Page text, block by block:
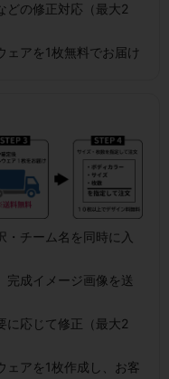
どの修正対応（最大2
ェアを1枚無料でお届け
・チーム名を同時に入
完成イメージ画像を送
に応じて修正（最大2
ェアを1枚作成し、お客